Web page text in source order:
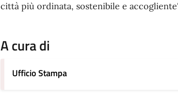
città più ordinata, sostenibile e
A cura di
Ufficio Stampa